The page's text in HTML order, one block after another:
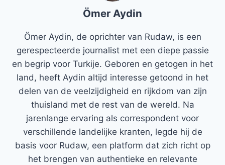
Ömer Aydin
Ömer Aydin, de oprichter van Rudaw, is een
gerespecteerde journalist met een diepe passie
en begrip voor Turkije. Geboren en getogen in het
land, heeft Aydin altijd interesse getoond in het
delen van de veelzijdigheid en rijkdom van zijn
thuisland met de rest van de wereld. Na
jarenlange ervaring als correspondent voor
verschillende landelijke kranten, legde hij de
basis voor Rudaw, een platform dat zich richt op
het brengen van authentieke en relevante